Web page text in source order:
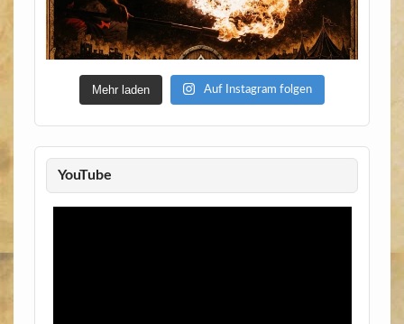
Mehr laden Auf Instagram folgen
YouTube